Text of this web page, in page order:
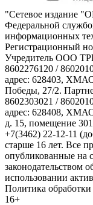
"Сетевое издание
Федеральной
информационных
Регистрационный
Учредитель ООО
8602276120 /
адрес: 628403,
Победы, 27/2.
8602303021 /
адрес: 628408,
д. 15, помещение
+7(3462) 22-12-11
старше 16 лет. Все
опубликованные на
законодательством
использовании
Политика
16+